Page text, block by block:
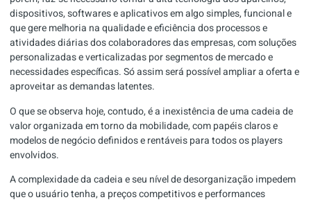
dispositivos, softwares e aplicativos em algo simples, funcional e
que gere melhoria na qualidade e eficiência dos processos e
atividades diárias dos colaboradores das empresas, com soluções
personalizadas e verticalizadas por segmentos de mercado e
necessidades específicas. Só assim será possível ampliar a oferta e
aproveitar as demandas latentes.
O que se observa hoje, contudo, é a inexistência de uma cadeia de
valor organizada em torno da mobilidade, com papéis claros e
modelos de negócio definidos e rentáveis para todos os players
envolvidos.
A complexidade da cadeia e seu nível de desorganização impedem
que o usuário tenha, a preços competitivos e performances